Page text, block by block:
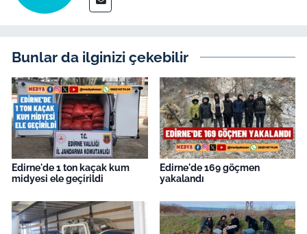
Bunlar da ilginizi çekebilir
Edirne'de 1 ton kaçak kum
midyesi ele geçirildi
Edirne'de 169 göçmen
yakalandı